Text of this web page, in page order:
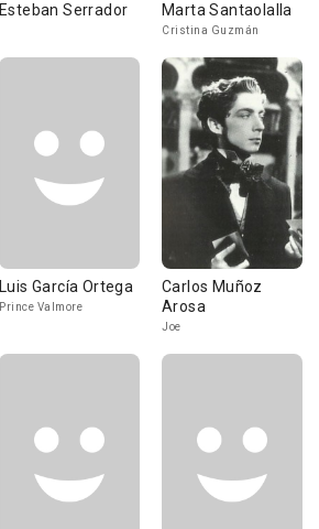
Esteban Serrador Marta Santaolalla
Cristina Guzmán
Luis García Ortega
Prince Valmore
Carlos Muñoz
Arosa
Joe